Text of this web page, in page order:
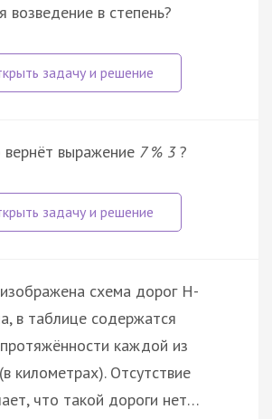
возведение в степень?
вернёт выражение 7 % 3?
схема дорог Н-
в таблице содержатся
каждой из
километрах). Отсутствие
что такой дороги нет…